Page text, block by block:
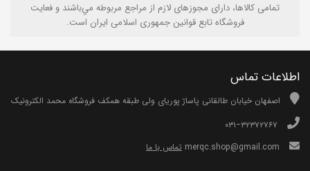
تمامی كالاها، دارای مجوزهای لازم از مراجع مربوطه مي‌باشند و فعایت
فروشگاه تابع قوانين جمهوری اسلامی ايران است.
اطلاعات تماس
اصفهان خیابان طالقانی پاساژ پوریای ولی طبقه همکف فروشگاه محمد الکترونیک
تماس با ما